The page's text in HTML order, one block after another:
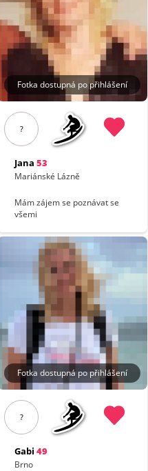
Fotka dostupná po přihlášení
?
Jana 53
Mariánské Lázně
Mám zájem se poznávat se
všemi
Fotka dostupná po přihlášení
?
Gabi 49
Brno